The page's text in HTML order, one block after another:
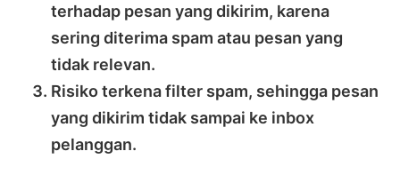
terhadap pesan yang dikirim, karena
sering diterima spam atau pesan yang
tidak relevan.
Risiko terkena filter spam, sehingga pesan
yang dikirim tidak sampai ke inbox
pelanggan.